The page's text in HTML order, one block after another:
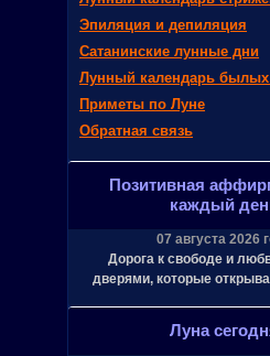
Эпиляция и депиляция
Сатанинские лунные дни
Лунный календарь былых
Приметы по Луне
Обратная связь
Позитивная
каждый
07 августа 2026
Дорога к свободе и
дверями, которые
Луна